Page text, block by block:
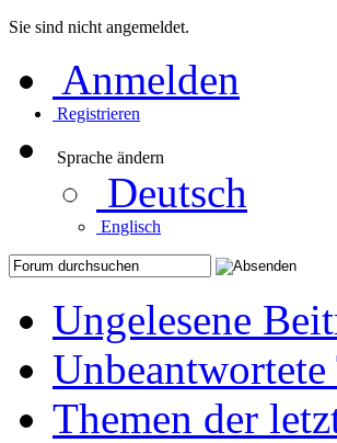
Sie sind nicht angemeldet.
Anmelden
Registrieren
Sprache ändern
Deutsch
Englisch
Ungelesene
Unbeantwortete
Themen der